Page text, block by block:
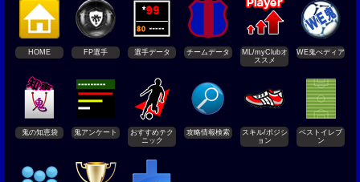
HOME FP選手 選手データ チームデータ
ML/myClubオ
ススメ
WE鬼ぺディア
鬼の知恵袋 鬼アンケート
おすすめテク
ニック
攻略情報検索
スキル/ポジシ
ョン
ベストイレブ
ン